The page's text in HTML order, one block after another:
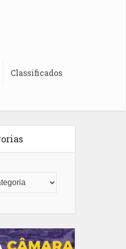
Classificados